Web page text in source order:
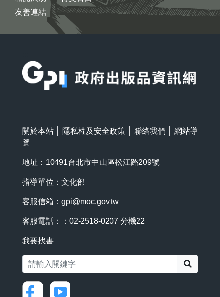
友善連結
關於本站 隱私權及安全政策 聯絡我們
網站導
覽
地址：10491台北市中山區松江路209號
指導單位：文化部
客服信箱： gpi@moc.gov.tw
客服電話：：02-2518-0207 分機22
我要找書